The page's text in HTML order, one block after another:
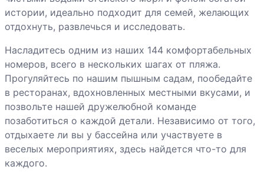
истории, идеально подходит для семей, желающих
отдохнуть, развлечься и исследовать.
Насладитесь одним из наших 144 комфортабельных
номеров, всего в нескольких шагах от пляжа.
Прогуляйтесь по нашим пышным садам, пообедайте
в ресторанах, вдохновленных местными вкусами, и
позвольте нашей дружелюбной команде
позаботиться о каждой детали. Независимо от того,
отдыхаете ли вы у бассейна или участвуете в
веселых мероприятиях, здесь найдется что-то для
каждого.